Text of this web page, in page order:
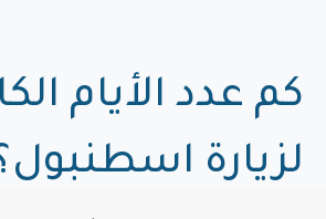
كم عدد الأيام
لزيارة